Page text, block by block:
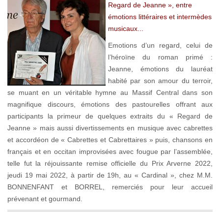
Regard de Jeanne », entre
émotions littéraires et intermèdes
musicaux...
Emotions d’un regard, celui de
l’héroïne du roman primé :
Jeanne, émotions du lauréat
habité par son amour du terroir,
se muant en un véritable hymne au Massif Central dans son
magnifique discours, émotions des pastourelles offrant aux
participants la primeur de quelques extraits du « Regard de
Jeanne » mais aussi divertissements en musique avec cabrettes
et accordéon de « Cabrettes et Cabrettaires » puis, chansons en
français et en occitan improvisées avec fougue par l’assemblée,
telle fut la réjouissante remise officielle du Prix Arverne 2022,
jeudi 19 mai 2022, à partir de 19h, au « Cardinal », chez M.M.
BONNENFANT et BORREL, remerciés pour leur accueil
prévenant et gourmand.